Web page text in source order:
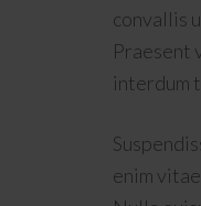
convallis
Praesent
interdum
enim